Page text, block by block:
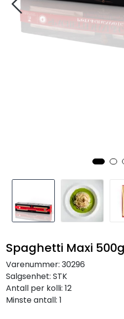
Spaghetti Maxi
Varenummer: 30296
Salgsenhet: STK
Antall per kolli: 12
Minste antall: 1
Inspirasjon
Leverandører